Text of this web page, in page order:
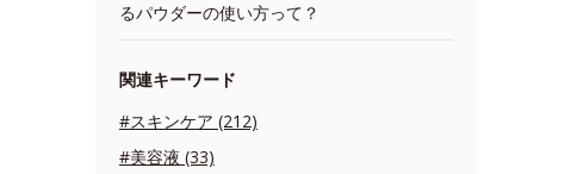
るパウダーの使い方って？
関連キーワード
#スキンケア (212)
#美容液 (33)